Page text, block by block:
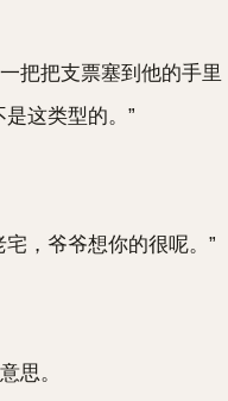
把支票塞到他的手里
这类型的。”
，爷爷想你的很呢。”
思。